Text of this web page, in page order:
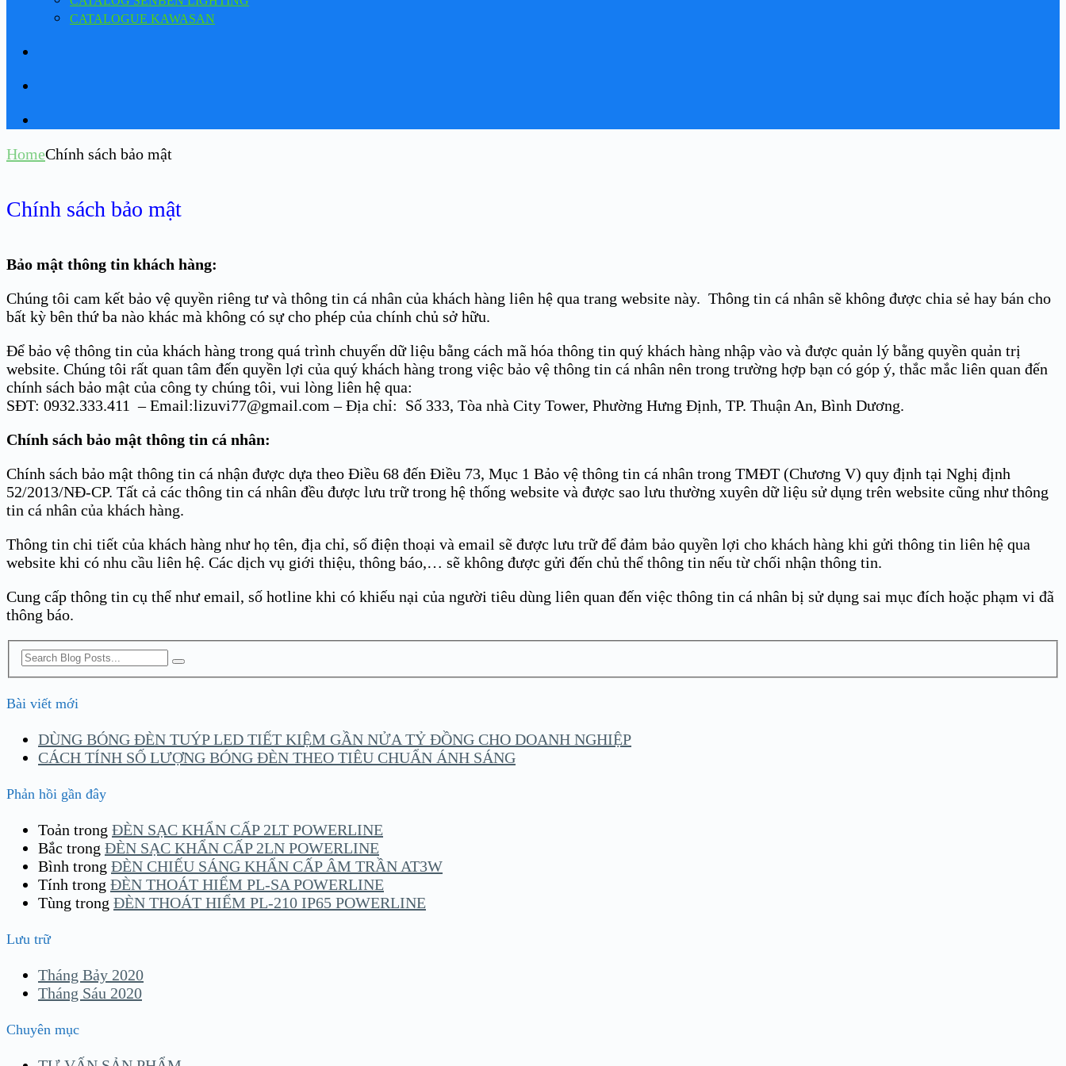
CATALOGUE KAWASAN
HomeChính sách bảo mật
Chính sách bảo mật
Bảo mật thông tin khách hàng:
Chúng tôi cam kết bảo vệ quyền riêng tư và thông tin cá nhân của khách hàng liên hệ qua trang website này. Thông tin cá nhân sẽ không được chia sẻ hay bán cho
bất kỳ bên thứ ba nào khác mà không có sự cho phép của chính chủ sở hữu.
Để bảo vệ thông tin của khách hàng trong quá trình chuyển dữ liệu bằng cách mã hóa thông tin quý khách hàng nhập vào và được quản lý bằng quyền quản trị
website. Chúng tôi rất quan tâm đến quyền lợi của quý ‎khách hàng trong việc bảo vệ thông tin cá nhân nên trong trường hợp bạn có góp ‎ý, thắc mắc liên quan đến
chính sách bảo mật của công ty chúng tôi, vui lòng liên hệ qua:
SĐT: 0932.333.411 – Email:lizuvi77@gmail.com – Địa chỉ: Số 333, Tòa nhà City Tower, Phường Hưng Định, TP. Thuận An, Bình Dương.
Chính sách bảo mật thông tin cá nhân:
Chính sách bảo mật thông tin cá nhận được dựa theo Điều 68 đến Điều 73, Mục 1 Bảo vệ thông tin cá nhân trong TMĐT (Chương V) quy định tại Nghị định
52/2013/NĐ-CP. Tất cả các thông tin cá nhân đều được lưu trữ trong hệ thống website và được sao lưu thường xuyên dữ liệu sử dụng trên website cũng như thông
tin cá nhân của khách hàng.
Thông tin chi tiết của khách hàng như họ tên, địa chỉ, số điện thoại và email sẽ được lưu trữ để đảm bảo quyền lợi cho khách hàng khi gửi thông tin liên hệ qua
website khi có nhu cầu liên hệ. Các dịch vụ giới thiệu, thông báo,… sẽ không được gửi đến chủ thể thông tin nếu từ chối nhận thông tin.
Cung cấp thông tin cụ thể như email, số hotline khi có khiếu nại của người tiêu dùng liên quan đến việc thông tin cá nhân bị sử dụng sai mục đích hoặc phạm vi đã
thông báo.
Bài viết mới
DÙNG BÓNG ĐÈN TUÝP LED TIẾT KIỆM GẦN NỬA TỶ ĐỒNG CHO DOANH NGHIỆP
CÁCH TÍNH SỐ LƯỢNG BÓNG ĐÈN THEO TIÊU CHUẨN ÁNH SÁNG
Phản hồi gần đây
Toản trong ĐÈN SẠC KHẨN CẤP 2LT POWERLINE
Bắc trong ĐÈN SẠC KHẨN CẤP 2LN POWERLINE
Bình trong ĐÈN CHIẾU SÁNG KHẨN CẤP ÂM TRẦN AT3W
Tính trong ĐÈN THOÁT HIỂM PL-SA POWERLINE
Tùng trong ĐÈN THOÁT HIỂM PL-210 IP65 POWERLINE
Lưu trữ
Tháng Bảy 2020
Tháng Sáu 2020
Chuyên mục